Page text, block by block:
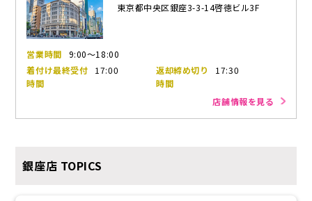
東京都中央区銀座3-3-14啓徳ビル3F
営業時間
9:00～18:00
着付け最終受付
時間
17:00
返却締め切り
時間
17:30
店舗情報を見る
銀座店 TOPICS